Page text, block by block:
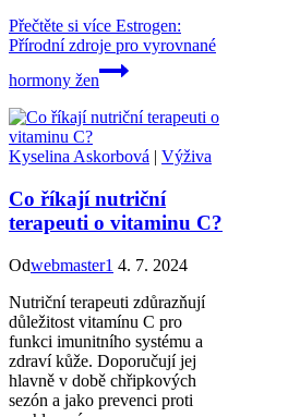
Přečtěte si více Estrogen:
Přírodní zdroje pro vyrovnané
hormony žen
Kyselina Askorbová | Výživa
Co říkají nutriční
terapeuti o vitaminu C?
Odwebmaster1 4. 7. 2024
Nutriční terapeuti zdůrazňují
důležitost vitamínu C pro
funkci imunitního systému a
zdraví kůže. Doporučují jej
hlavně v době chřipkových
sezón a jako prevenci proti